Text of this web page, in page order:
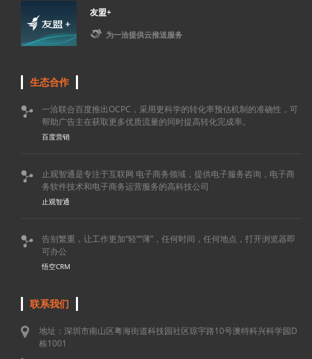
友盟+
 为一洽提供云推送服务
生态合作

一洽联合百度推出OCPC，采用更科学的转化率预估机制的准确性，可
帮助广告主在获取更多优质流量的同时提高转化完成率。
百度营销

止观智通是专注于互联网 电子商务领域，提供电子服务咨询，电子商
务软件技术和电子商务运营服务的高科技公司
止观智通

告别繁重，让工作更加“轻”“薄”，任何时间，任何地点，打开浏览器即
可办公
悟空CRM
联系我们
地址：深圳市南山区粤海街道科技园社区琼宇路10号澳特科兴科学园D
栋1001